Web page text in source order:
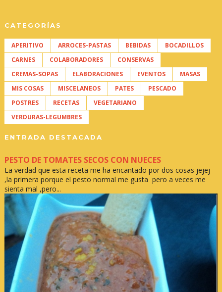
CATEGORÍAS
APERITIVO ARROCES-PASTAS BEBIDAS
BOCADILLOS
CARNES
COLABORADORES
CONSERVAS
CREMAS-SOPAS
ELABORACIONES EVENTOS
MASAS
MIS COSAS
MISCELANEOS PATES
PESCADO
POSTRES
RECETAS
VEGETARIANO
VERDURAS-LEGUMBRES
ENTRADA DESTACADA
PESTO DE TOMATES SECOS CON NUECES
La verdad que esta receta me ha encantado por dos cosas jejej
,la primera porque el pesto normal me gusta pero a veces me
sienta mal ,pero...